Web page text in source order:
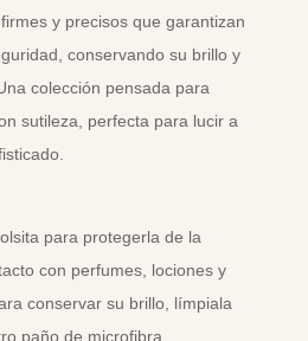
y precisos que garantizan
conservando su brillo y
colección pensada para
sutileza, perfecta para lucir a
para protegerla de la
con perfumes, lociones y
conservar su brillo, límpiala
paño de microfibra.